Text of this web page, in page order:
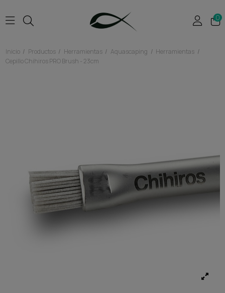
0
Inicio Productos Herramientas Aquascaping
Herramientas
Cepillo Chihiros PRO Brush - 23cm